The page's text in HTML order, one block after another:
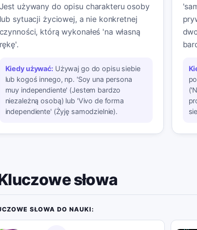
Jest używany do opisu charakteru osoby
lub sytuacji życiowej, a nie konkretnej
czynności, którą wykonałeś 'na własną
rękę'.
Kiedy używać: Używaj go do opisu siebie
lub kogoś innego, np. 'Soy una persona
muy independiente' (Jestem bardzo
niezależną osobą) lub 'Vivo de forma
independiente' (Żyję samodzielnie).
słowa
SŁOWA DO NAUKI: